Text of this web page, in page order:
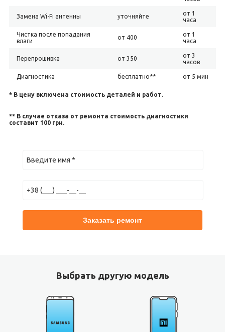
Замена Wi-Fi антенны уточняйте
от 1
часа
Чистка после попадания
влаги
от 400
от 1
часа
Перепрошивка от 350
от 3
часов
Диагностика бесплатно** от 5 мин
* В цену включена стоимость деталей и работ.
** В случае отказа от ремонта стоимость диагностики
составит 100 грн.
Выбрать другую модель